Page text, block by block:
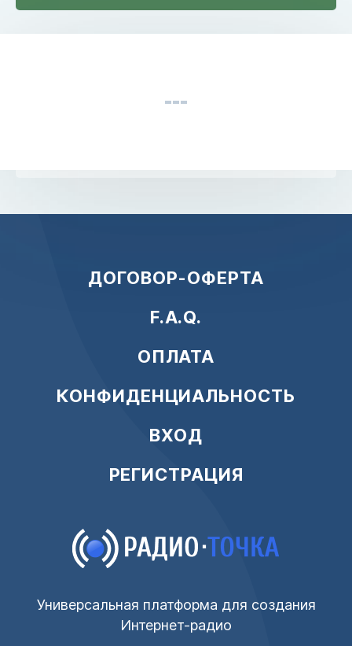
ДОГОВОР-ОФЕРТА
F.A.Q.
ОПЛАТА
КОНФИДЕНЦИАЛЬНОСТЬ
ВХОД
РЕГИСТРАЦИЯ
Универсальная платформа для создания
Интернет-радио